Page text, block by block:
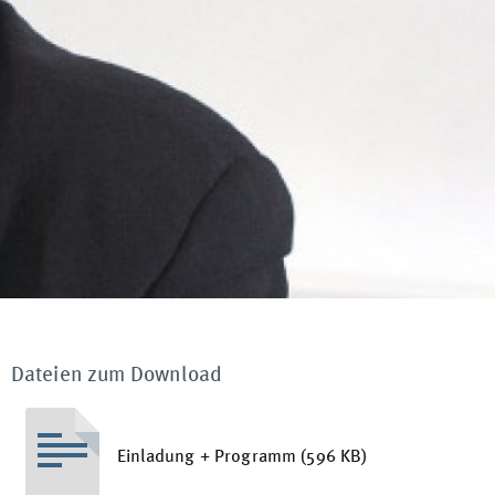
Dateien zum Download
Einladung + Programm (596 KB)